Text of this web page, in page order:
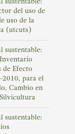
sustentable:
del uso de
uso de la
(utcuts)
sustentable:
de Efecto
para el
Cambio en
sustentable: